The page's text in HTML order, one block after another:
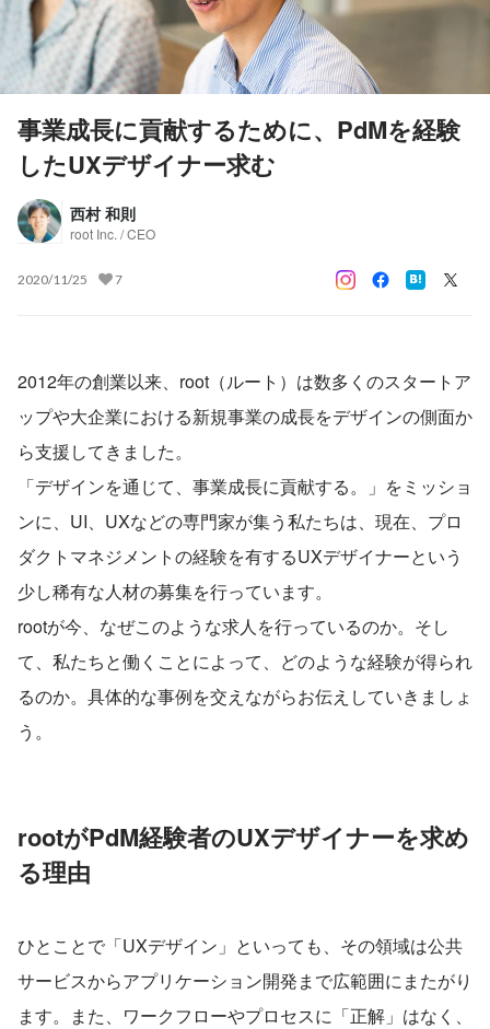
事業成長に貢献するために、PdMを経験
したUXデザイナー求む
西村 和則
root Inc. / CEO
2020/11/25 7
2012年の創業以来、root（ルート）は数多くのスタートア
ップや大企業における新規事業の成長をデザインの側面か
ら支援してきました。
「デザインを通じて、事業成長に貢献する。」をミッショ
ンに、UI、UXなどの専門家が集う私たちは、現在、プロ
ダクトマネジメントの経験を有するUXデザイナーという
少し稀有な人材の募集を行っています。
rootが今、なぜこのような求人を行っているのか。そし
て、私たちと働くことによって、どのような経験が得られ
るのか。具体的な事例を交えながらお伝えしていきましょ
う。
rootがPdM経験者のUXデザイナーを求め
る理由
ひとことで「UXデザイン」といっても、その領域は公共
サービスからアプリケーション開発まで広範囲にまたがり
ます。また、ワークフローやプロセスに「正解」はなく、